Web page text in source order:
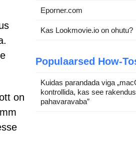
on
Eporner.com
Kas Lookmovie.io on ohutu?
Populaarsed How-
Kuidas parandada viga
kontrollida, kas see
pahavaravaba”